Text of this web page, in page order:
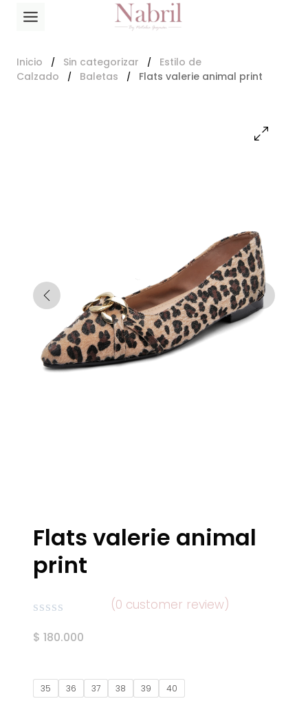
Saltar
Inicio / Sin categorizar /
Estilo de
Calzado
/ Baletas / Flats valerie animal print
Flats valerie animal
print
en
5
(0 customer review)
$ 180.000
35 36 37 38 39 40